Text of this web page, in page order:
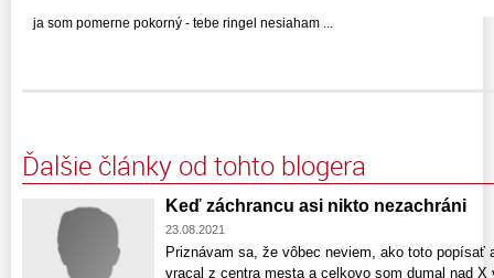
ja som pomerne pokorný - tebe ringel nesiaham ...
Ďalšie články od tohto blogera
Keď záchrancu asi nikto nezachráni
23.08.2021
Priznávam sa, že vôbec neviem, ako toto
vracal z centra mesta a celkovo som dumal nad